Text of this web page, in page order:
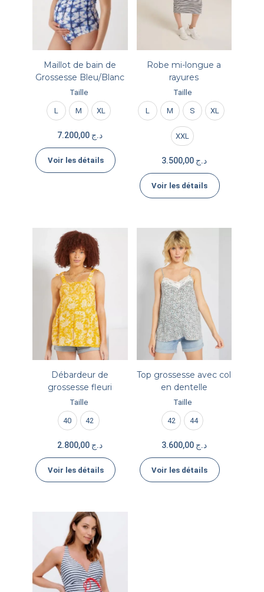
Maillot de bain de
Grossesse Bleu/Blanc
Taille
L M XL
د.ج
Voir les détails
Robe mi-longue a
rayures
Taille
L M S XL
XXL
د.ج 3.500,00
Voir les détails
Débardeur de
grossesse fleuri
Taille
40 42
د.ج
Voir les détails
Top grossesse avec col
en dentelle
Taille
42 44
د.ج 3.600,00
Voir les détails